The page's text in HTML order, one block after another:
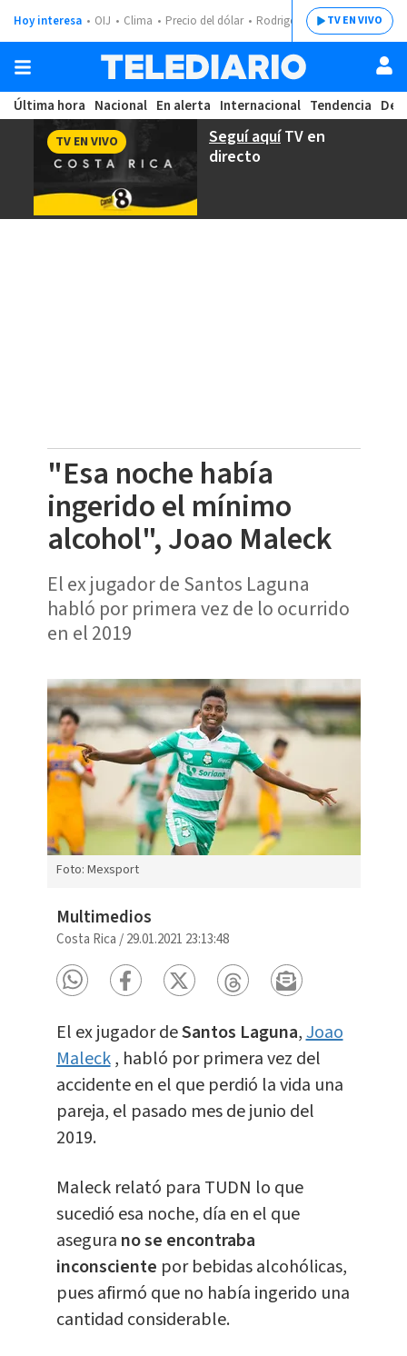
Hoy interesa OIJ Clima Precio del dólar Rodrigo ChavesTV EN VIVO
Última hora Nacional En alerta Internacional Tendencia
Seguí aquíTV en
directo
TV EN VIVO
"Esa noche había
ingerido el mínimo
alcohol", Joao Maleck
El ex jugador de Santos Laguna
habló por primera vez de lo ocurrido
en el 2019
Foto: Mexsport
Multimedios
Costa Rica /29.01.2021 23:13:48
El ex jugador deSantos Laguna,Joao
Maleck, habló por primera vez del
accidente en el que perdió la vida una
pareja, el pasado mes de junio del
2019.
Maleck relató para TUDN lo que
sucedió esa noche, día en el que
asegura no se encontraba
inconsciente por bebidas alcohólicas,
pues afirmó que no había ingerido una
cantidad considerable.